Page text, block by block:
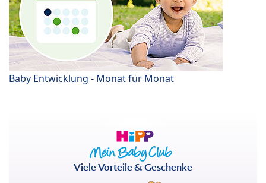
Baby Entwicklung - Monat für Monat
Viele Vorteile & Geschenke